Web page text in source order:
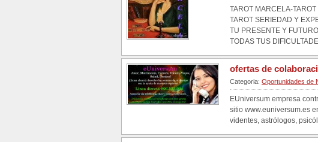
TAROT MARCELA-
TAROT SERIEDAD Y
TU PRESENTE Y
TODAS TUS
ofertas de
Categoria: Oportunidades de
EUniversum empresa
sitio www.euniversum.es
videntes, astrólogos,